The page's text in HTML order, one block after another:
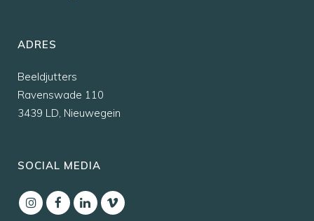
ADRES
Beeldjutters
Ravenswade 110
3439 LD, Nieuwegein
SOCIAL MEDIA